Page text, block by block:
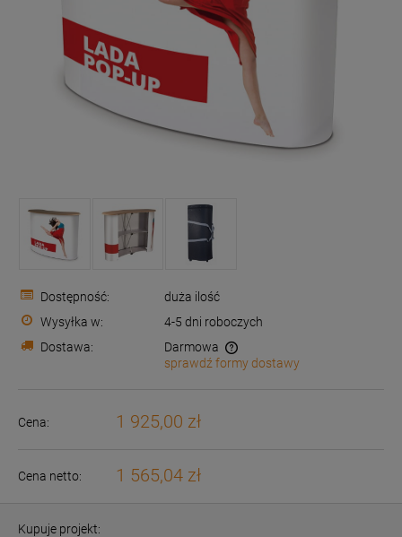
Dostępność:
duża ilość
Wysyłka w:
4-5 dni roboczych
Dostawa:
Darmowa
Cena nie zawiera ewentualnych kosztów płatności
sprawdź formy dostawy
Cena: 1 925,00 zł
Cena netto: 1 565,04 zł
Kupuje projekt: